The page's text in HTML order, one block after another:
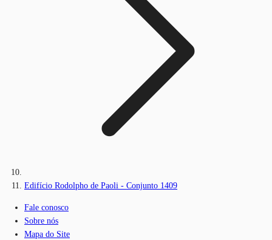
Edifício Rodolpho de Paoli - Conjunto 1409
Fale conosco
Sobre nós
Mapa do Site